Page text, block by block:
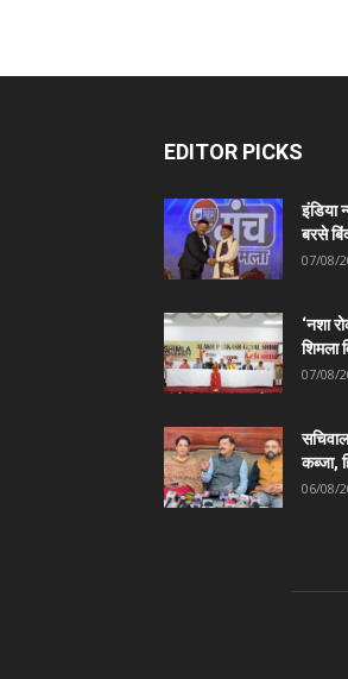
EDITOR PICKS
इंडिया
बरसे
07/08/
‘नशा
शिमला
07/08/
कब्जा,
06/08/